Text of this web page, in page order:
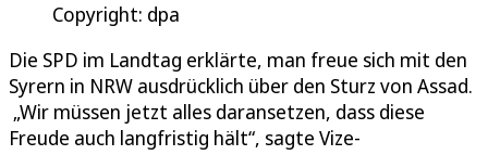
Copyright: dpa
Die SPD im Landtag erklärte, man freue sich mit den
Syrern in NRW ausdrücklich über den Sturz von Assad.
„Wir müssen jetzt alles daransetzen, dass diese
Freude auch langfristig hält“, sagte Vize-